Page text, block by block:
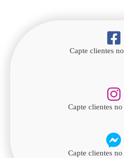
Capte clientes no
Capte clientes no
Capte clientes no